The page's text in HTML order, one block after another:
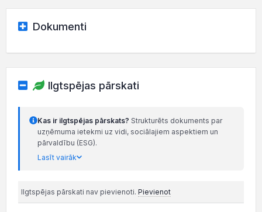
Dokumenti
Ilgtspējas pārskati
Kas ir ilgtspējas pārskats? Strukturēts dokuments par
uzņēmuma ietekmi uz vidi, sociālajiem aspektiem un
pārvaldību (ESG).
Lasīt vairāk
Ilgtspējas pārskati nav pievienoti. Pievienot